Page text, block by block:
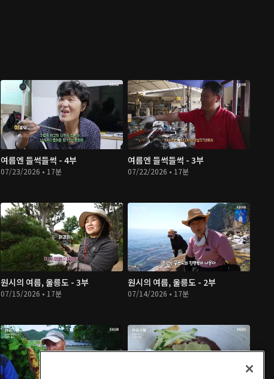
여름엔 들썩들썩 - 4부
07/23/2026 • 17분
여름엔 들썩들썩 - 3부
07/22/2026 • 17분
원시의 여름, 울릉도 - 3부
07/15/2026 • 17분
원시의 여름, 울릉도 - 2부
07/14/2026 • 17분